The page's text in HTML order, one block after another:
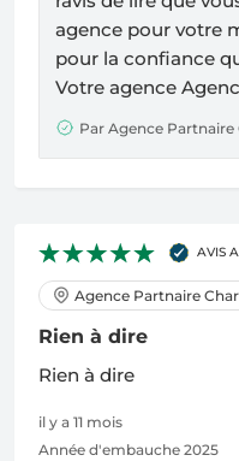
agence pour votre
pour la confiance
Votre agence
Par Agence Partnaire
AVIS
Agence Partnaire
Rien à dire
Rien à dire
il y a 11 mois
Année d'embauche 2025